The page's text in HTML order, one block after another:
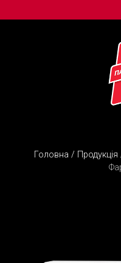
Головна / Продукція